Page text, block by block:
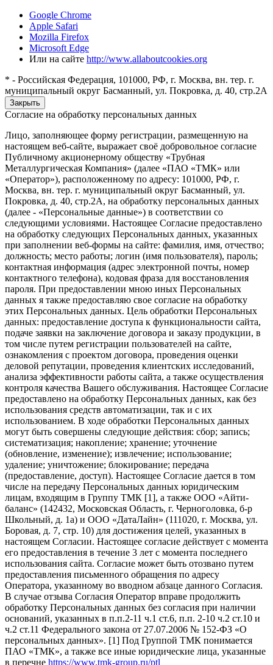
Google Chrome
Apple Safari
Mozilla Firefox
Microsoft Edge
Или на сайте http://www.allaboutcookies.org
* - Российская Федерация, 101000, РФ, г. Москва, вн. тер. г.
муниципальный округ Басманный, ул. Покровка, д. 40, стр.2А
Закрыть
Согласие на обработку персональных данных
Лицо, заполняющее форму регистрации, размещенную на
настоящем веб-сайте, выражает своё добровольное согласие
Публичному акционерному обществу «Трубная
Металлургическая Компания» (далее «ПАО «ТМК» или
«Оператор»), расположенному по адресу: 101000, РФ, г.
Москва, вн. тер. г. муниципальный округ Басманный, ул.
Покровка, д. 40, стр.2А, на обработку персональных данных
(далее - «Персональные данные») в соответствии со
следующими условиями. Настоящее Согласие предоставлено
на обработку следующих Персональных данных, указанных
при заполнении веб-формы на сайте: фамилия, имя, отчество;
должность; место работы; логин (имя пользователя), пароль;
контактная информация (адрес электронной почты, номер
контактного телефона), кодовая фраза для восстановления
пароля. При предоставлении мною иных Персональных
данных я также предоставляю свое согласие на обработку
этих Персональных данных. Цель обработки Персональных
данных: предоставление доступа к функциональности сайта,
подаче заявки на заключение договора и заказу продукции, в
том числе путем регистрации пользователей на сайте,
ознакомления с проектом договора, проведения оценки
деловой репутации, проведения клиентских исследований,
анализа эффективности работы сайта, а также осуществления
контроля качества Вашего обслуживания. Настоящее Согласие
предоставлено на обработку Персональных данных, как без
использования средств автоматизации, так и с их
использованием. В ходе обработки Персональных данных
могут быть совершены следующие действия: сбор; запись;
систематизация; накопление; хранение; уточнение
(обновление, изменение); извлечение; использование;
удаление; уничтожение; блокирование; передача
(предоставление, доступ). Настоящее Согласие дается в том
числе на передачу Персональных данных юридическим
лицам, входящим в Группу ТМК [1], а также ООО «Айти-
баланс» (142432, Московская Область, г. Черноголовка, б-р
Школьный, д. 1а) и ООО «ДатаЛайн» (111020, г. Москва, ул.
Боровая, д. 7, стр. 10) для достижения целей, указанных в
настоящем Согласии. Настоящее согласие действует с момента
его предоставления в течение 3 лет с момента последнего
использования сайта. Согласие может быть отозвано путем
предоставления письменного обращения по адресу
Оператора, указанному во вводном абзаце данного Согласия.
В случае отзыва Согласия Оператор вправе продолжить
обработку Персональных данных без согласия при наличии
оснований, указанных в п.п.2-11 ч.1 ст.6, п.п. 2-10 ч.2 ст.10 и
ч.2 ст.11 Федерального закона от 27.07.2006 № 152-ФЗ «О
персональных данных». [1] Под Группой ТМК понимается
ПАО «ТМК», а также все иные юридические лица, указанные
в перечне https://www.tmk-group.ru/ptl